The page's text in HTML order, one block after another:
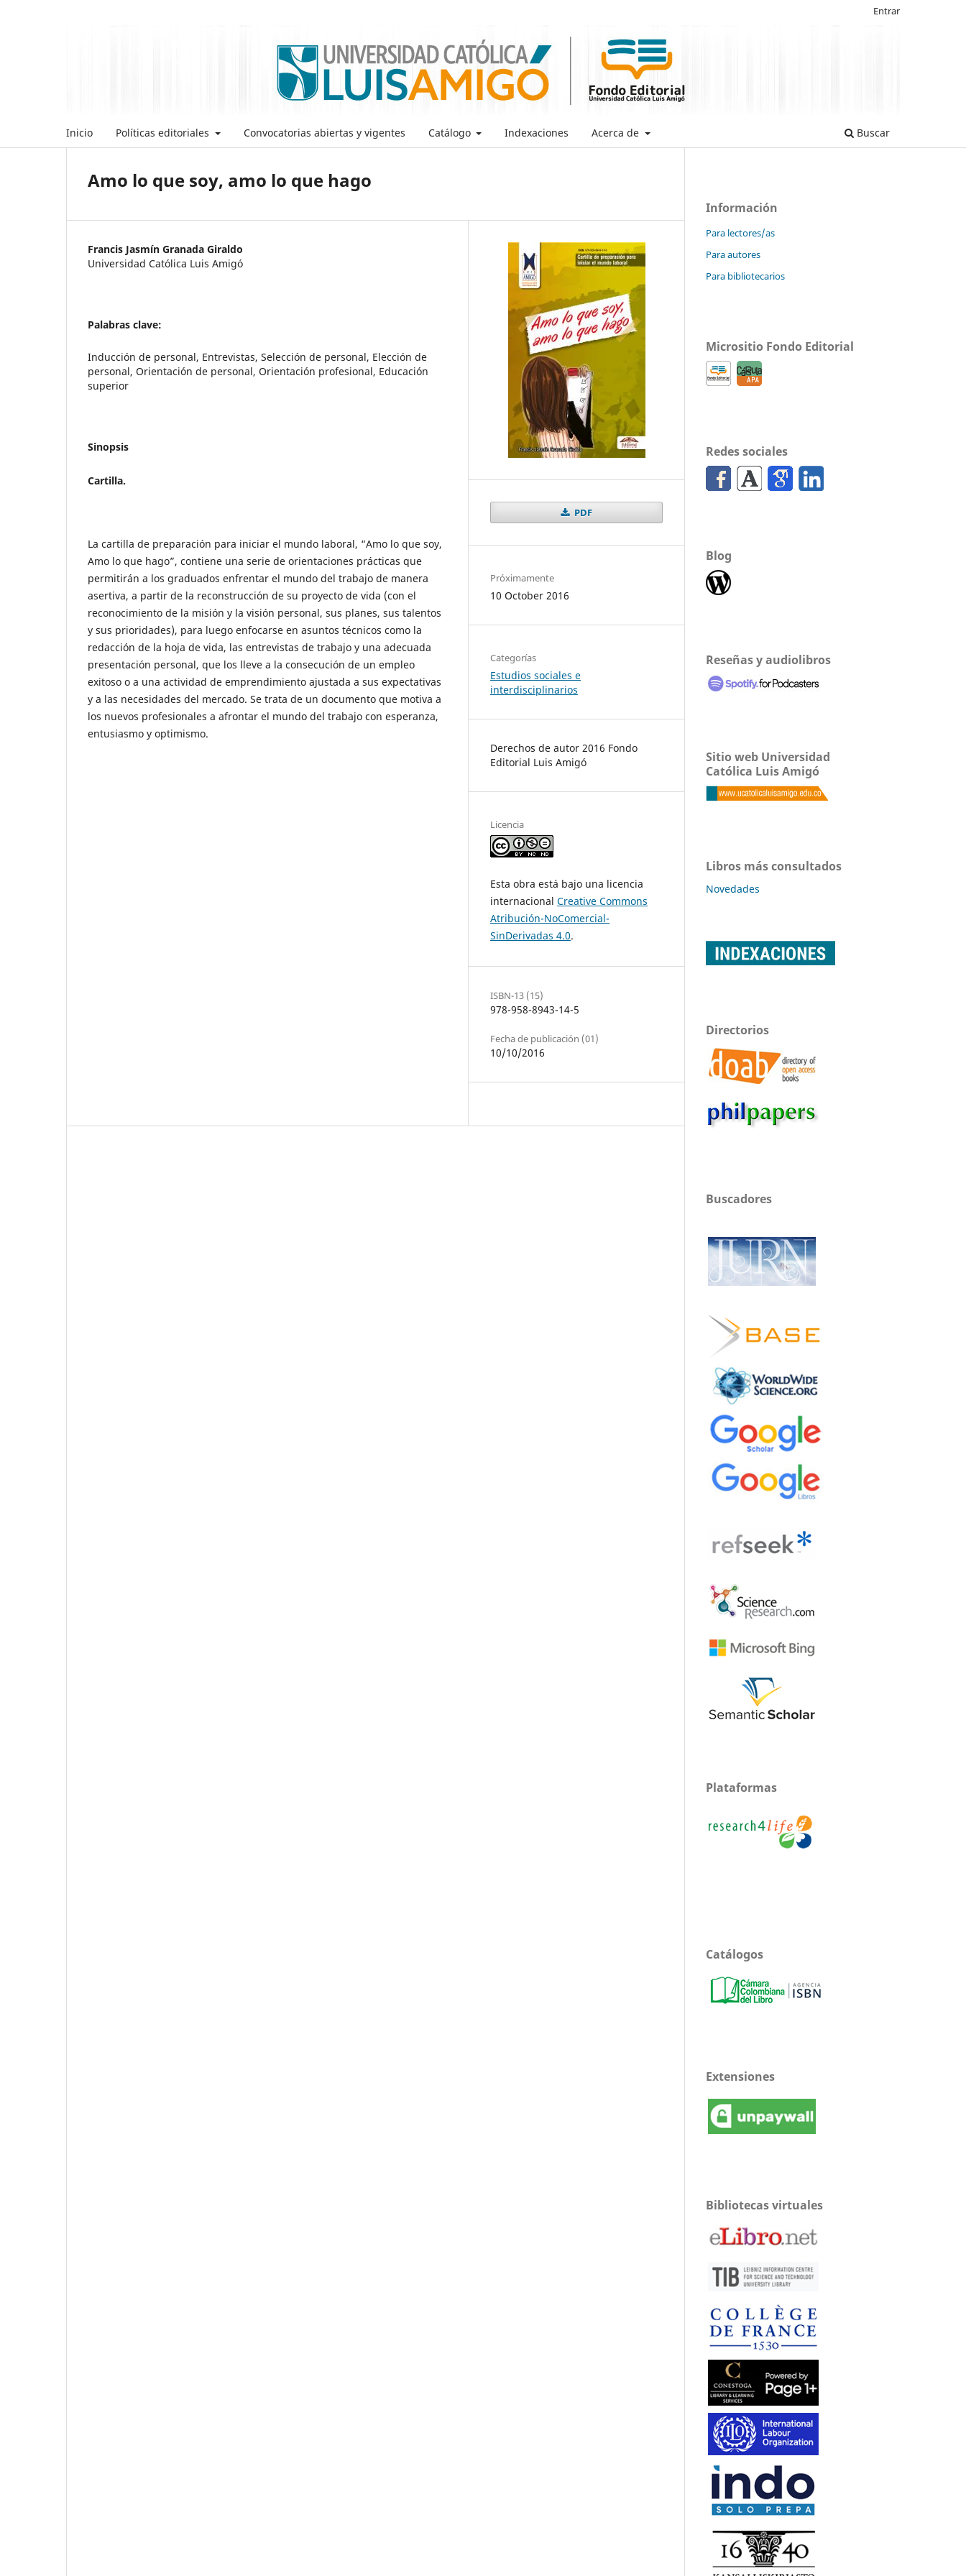
Inicio Políticas editoriales Convocatorias abiertas y vigentes Catálogo Indexaciones Acerca de Buscar
Entrar
Amo lo que soy, amo lo que hago
Francis Jasmín Granada Giraldo
Universidad Católica Luis Amigó
Palabras clave:
Inducción de personal, Entrevistas, Selección de personal, Elección de
personal, Orientación de personal, Orientación profesional, Educación
superior
Sinopsis
Cartilla.
La cartilla de preparación para iniciar el mundo laboral, “Amo lo que soy,
Amo lo que hago”, contiene una serie de orientaciones prácticas que
permitirán a los graduados enfrentar el mundo del trabajo de manera
asertiva, a partir de la reconstrucción de su proyecto de vida (con el
reconocimiento de la misión y la visión personal, sus planes, sus talentos
y sus prioridades), para luego enfocarse en asuntos técnicos como la
redacción de la hoja de vida, las entrevistas de trabajo y una adecuada
presentación personal, que los lleve a la consecución de un empleo
exitoso o a una actividad de emprendimiento ajustada a sus expectativas
y a las necesidades del mercado. Se trata de un documento que motiva a
los nuevos profesionales a afrontar el mundo del trabajo con esperanza,
entusiasmo y optimismo.
PDF
Próximamente
10 October 2016
Categorías
Estudios sociales e
interdisciplinarios
Derechos de autor 2016 Fondo
Editorial Luis Amigó
Licencia
Esta obra está bajo una licencia
internacional Creative Commons
Atribución-NoComercial-
SinDerivadas 4.0.
ISBN-13 (15)
978-958-8943-14-5
Fecha de publicación (01)
10/10/2016
Información
Para lectores/as
Para autores
Para bibliotecarios
Micrositio Fondo Editorial
Redes sociales
Blog
Reseñas y audiolibros
Sitio web Universidad
Católica Luis Amigó
Libros más consultados
Novedades
Directorios
Buscadores
Plataformas
Catálogos
Extensiones
Bibliotecas virtuales